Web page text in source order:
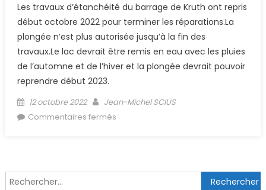
Les travaux d’étanchéité du barrage de Kruth ont repris
début octobre 2022 pour terminer les réparations.La
plongée n’est plus autorisée jusqu’à la fin des
travaux.Le lac devrait être remis en eau avec les pluies
de l’automne et de l’hiver et la plongée devrait pouvoir
reprendre début 2023.
Posted on
12 octobre 2022 Author
Jean-Michel SCIUS
Commentaires fermés
Rechercher :